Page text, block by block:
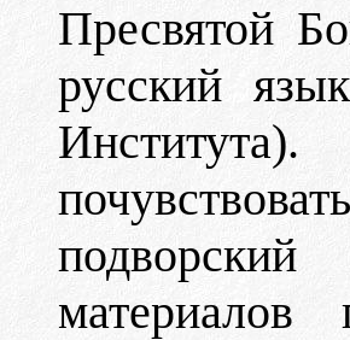
Пресвятой
русский
материалов